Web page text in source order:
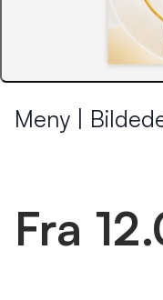
Meny |
Fra